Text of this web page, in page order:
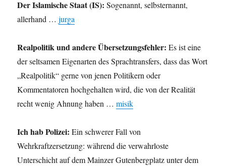
Der Islamische Staat (IS): Sogenannt, selbsternannt,
allerhand …jurga
Realpolitik und andere Übersetzungsfehler: Es ist eine
der seltsamen Eigenarten des Sprachtransfers, dass das Wort
„Realpolitik“ gerne von jenen Politikern oder
Kommentatoren hochgehalten wird, die von der Realität
recht wenig Ahnung haben …misik
Ich hab Polizei: Ein schwerer Fall von
Wehrkraftzersetzung: während die verwahrloste
Unterschicht auf dem Mainzer Gutenbergplatz unter dem